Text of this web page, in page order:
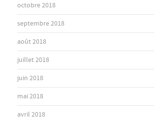
octobre 2018
septembre 2018
août 2018
juillet 2018
juin 2018
mai 2018
avril 2018